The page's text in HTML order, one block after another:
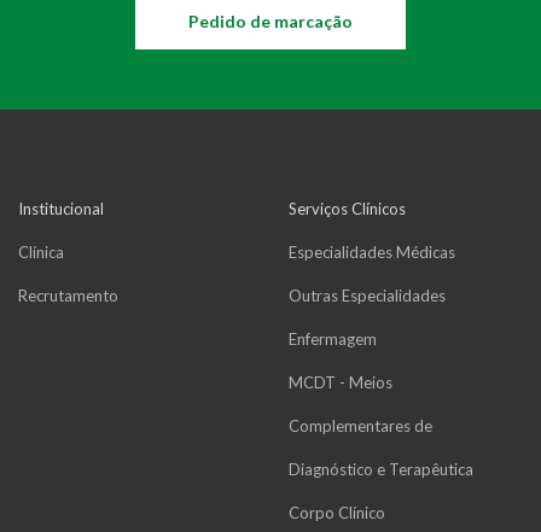
Pedido de marcação
Institucional
Clínica
Recrutamento
Serviços Clínicos
Especialidades Médicas
Outras Especialidades
Enfermagem
MCDT - Meios
Complementares de
Diagnóstico e Terapêutica
Corpo Clínico